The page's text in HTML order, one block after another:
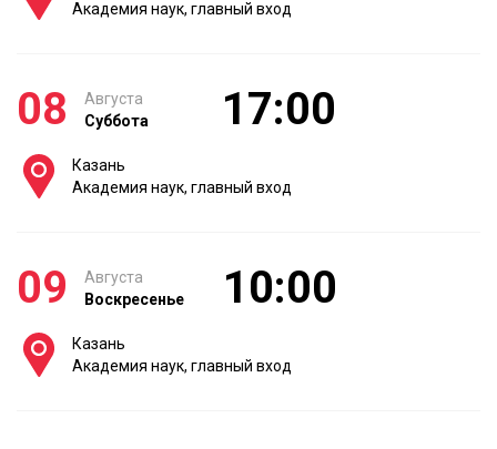
Академия наук, главный вход
08
Августа
Суббота
17:00
Казань
Академия наук, главный вход
09
Августа
Воскресенье
10:00
Казань
Академия наук, главный вход